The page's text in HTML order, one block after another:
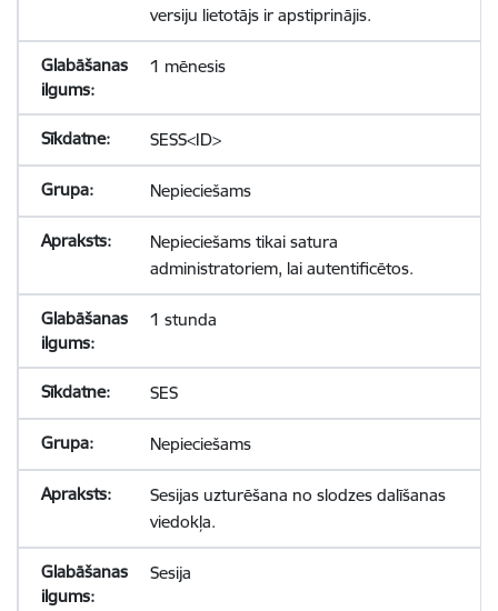
versiju lietotājs ir apstiprinājis.
1 mēnesis
SESS<ID>
Nepieciešams
Nepieciešams tikai satura
administratoriem, lai autentificētos.
1 stunda
SES
Nepieciešams
Sesijas uzturēšana no slodzes dalīšanas
viedokļa.
Sesija